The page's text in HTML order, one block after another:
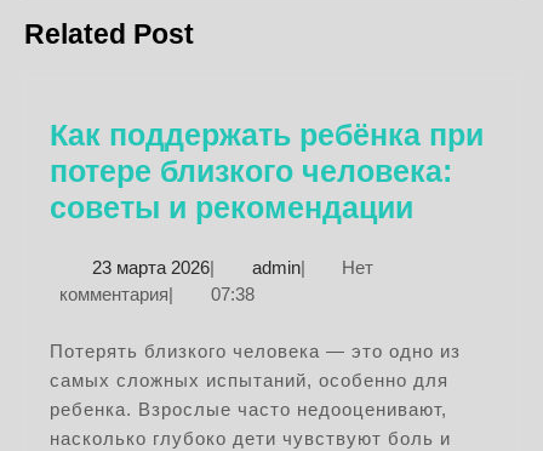
запись:
Related Post
Как поддержать ребёнка при
потере близкого человека:
советы и рекомендации
потере
23 марта 202623
марта
| adminadmin
|
Нет
комментария| 07:38
Потерять близкого человека — это одно из
самых сложных испытаний, особенно для
ребенка. Взрослые часто недооценивают,
насколько глубоко дети чувствуют боль и